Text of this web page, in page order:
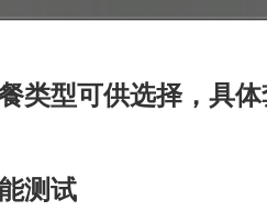
类型可供选择，具体
测试